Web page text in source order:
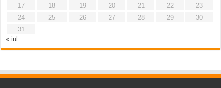
17
18 19 20 21 22
23
24
25 26 27 28 29
30
31
« iul.